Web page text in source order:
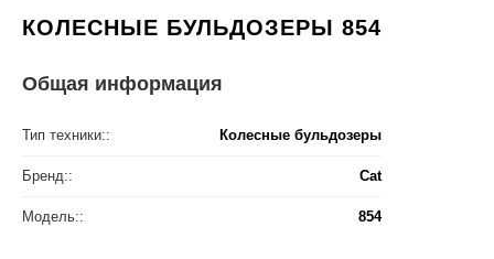
КОЛЕСНЫЕ БУЛЬДОЗЕРЫ 854
Общая информация
Тип техники:: Колесные бульдозеры
Бренд:: Cat
Модель:: 854